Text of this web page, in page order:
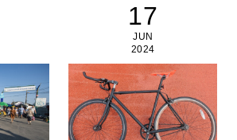
17
JUN
2024